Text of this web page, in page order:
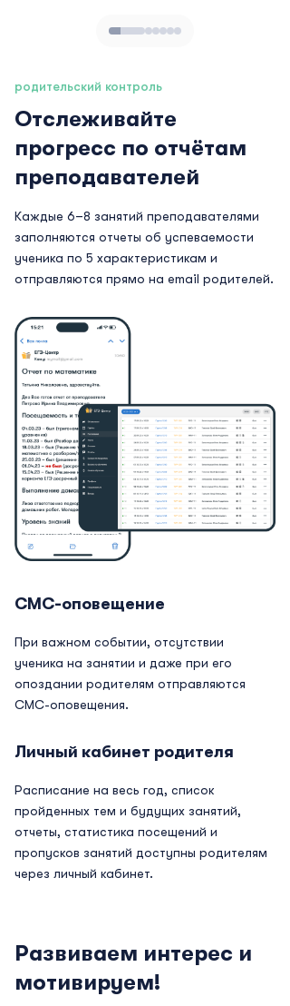
родительский контроль
Отслеживайте
прогресс по отчётам
преподавателей
Каждые 6–8 занятий преподавателями
заполняются отчеты об успеваемости
ученика по 5 характеристикам и
отправляются прямо на email родителей.
СМС-оповещение
При важном событии, отсутствии
ученика на занятии и даже при его
опоздании родителям отправляются
СМС-оповещения.
Личный кабинет родителя
Расписание на весь год, список
пройденных тем и будущих занятий,
отчеты, статистика посещений и
пропусков занятий доступны родителям
через личный кабинет.
Развиваем интерес и
мотивируем!